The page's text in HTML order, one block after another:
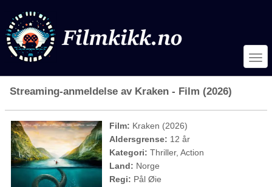
Streaming-anmeldelse av Kraken - Film (2026)
Film: Kraken (2026)
Aldersgrense: 12 år
Kategori: Thriller, Action
Land: Norge
Regi: Pål Øie